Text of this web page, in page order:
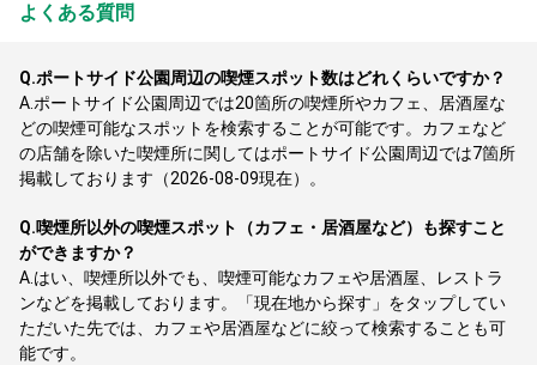
よくある質問
Q.ポートサイド公園周辺の喫煙スポット数はどれくらいですか？
A. ポートサイド公園周辺では20箇所の喫煙所やカフェ、居酒屋な
どの喫煙可能なスポットを検索することが可能です。カフェなど
の店舗を除いた喫煙所に関してはポートサイド公園周辺では7箇所
掲載しております（2026-08-09現在）。
Q.喫煙所以外の喫煙スポット（カフェ・居酒屋など）も探すこと
ができますか？
A. はい、喫煙所以外でも、喫煙可能なカフェや居酒屋、レストラ
ンなどを掲載しております。「現在地から探す」をタップしてい
ただいた先では、カフェや居酒屋などに絞って検索することも可
能です。